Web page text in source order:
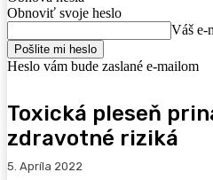
Obnoviť svoje heslo
Váš e-
Heslo vám bude zaslané e-mailom
Toxická pleseň
zdravotné riziká
5. Apríla 2022